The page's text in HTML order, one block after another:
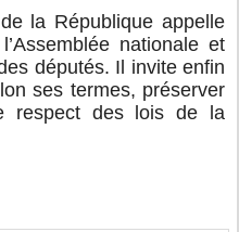
la République appelle
nationale et
députés. Il invite enfin
ses termes, préserver
respect des lois de la